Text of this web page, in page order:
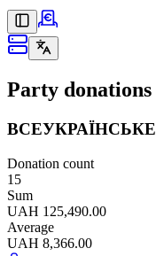
Party donations
Donation count
15
Sum
UAH 125,490.00
Average
UAH 8,366.00